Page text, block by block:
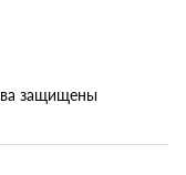
защищены